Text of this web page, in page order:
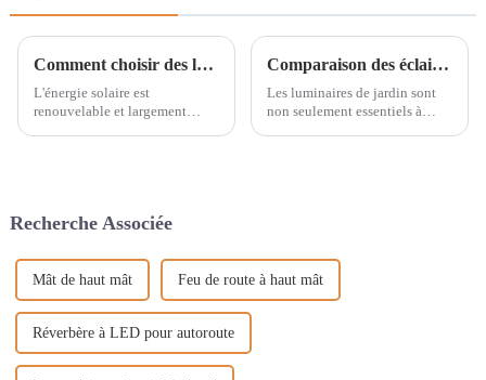
Comment choisir des lampadaires solaires de qualité ?
L'énergie solaire est
renouvelable et largement
protection de l'environnement
Comparaison des éclairages de jardin : styles modernes et vintage en termes de design et d'effets lumineux
Les luminaires de jardin sont
non seulement essentiels à
Recherche Associée
Mât de haut mât Feu de route à haut mât
Réverbère à LED pour autoroute